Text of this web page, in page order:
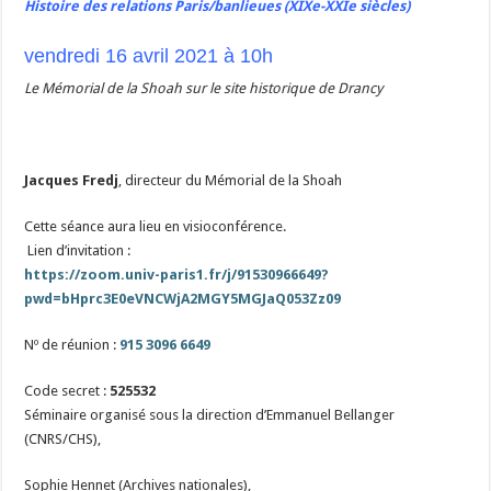
Histoire des relations Paris/banlieues (XIXe-XXIe siècles)
vendredi 16 avril 2021 à 10h
Le Mémorial de la Shoah sur le site historique de Drancy
Jacques Fredj, directeur du Mémorial de la Shoah
Cette séance aura lieu en visioconférence.
Lien d’invitation :
https://zoom.univ-paris1.fr/j/91530966649?
pwd=bHprc3E0eVNCWjA2MGY5MGJaQ053Zz09
Nº de réunion : 915 3096 6649
Code secret : 525532
Séminaire organisé sous la direction d’Emmanuel Bellanger
(CNRS/CHS),
Sophie Hennet (Archives nationales),